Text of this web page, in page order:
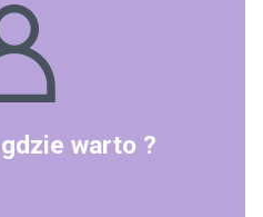
warto ?